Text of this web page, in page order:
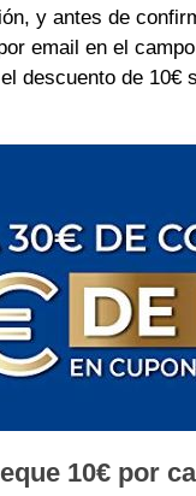
y antes de
email en el
descuento de 10€
10€ por